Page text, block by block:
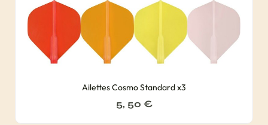
Ailettes Cosmo Standard x3
5, 50 €